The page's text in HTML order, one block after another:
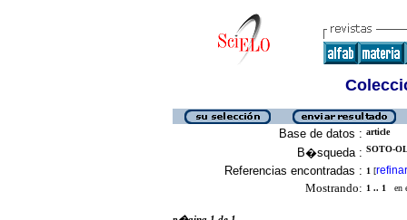
Base de datos : article
B�squeda : SOTO-
Referencias encontradas : 1 [refinar
Mostrando: 1 .. 1 en